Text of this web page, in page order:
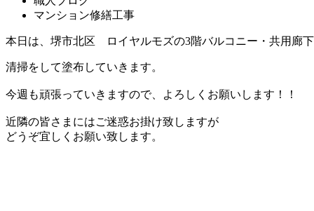
マンション修繕工事
本日は、堺市北区 ロイヤルモズの3階バルコニー・共用廊下
清掃をして塗布していきます。
今週も頑張っていきますので、よろしくお願いします！！
近隣の皆さまにはご迷惑お掛け致しますが
どうぞ宜しくお願い致します。